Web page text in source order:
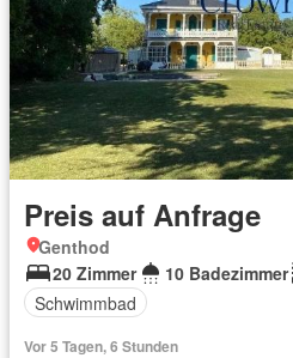
Preis auf Anfrage
Genthod
20 Zimmer
10 Badezimmer
Schwimmbad
Vor 5 Tagen, 6 Stunden